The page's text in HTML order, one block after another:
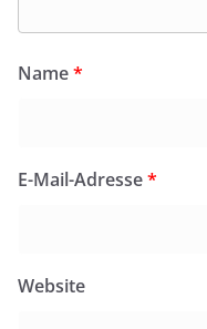
Name*
E-Mail-Adresse*
Website